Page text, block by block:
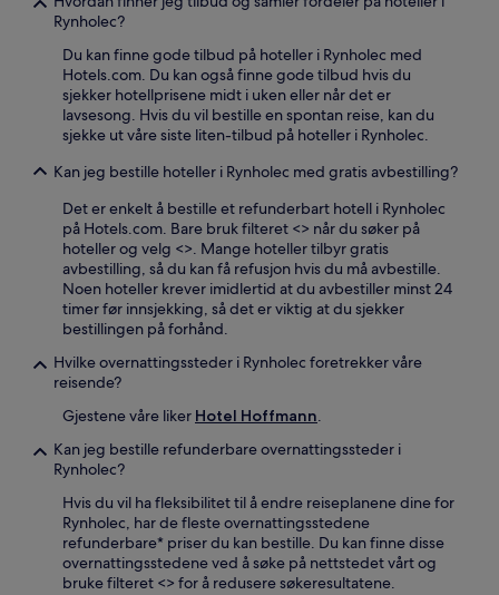
Rynholec?
Du kan finne gode tilbud på hoteller i Rynholec med
Hotels.com. Du kan også finne gode tilbud hvis du
sjekker hotellprisene midt i uken eller når det er
lavsesong. Hvis du vil bestille en spontan reise, kan du
sjekke ut våre siste liten-tilbud på hoteller i Rynholec.
Kan jeg bestille hoteller i Rynholec med gratis avbestilling?
Det er enkelt å bestille et refunderbart hotell i Rynholec
på Hotels.com. Bare bruk filteret <> når du søker på
hoteller og velg <>. Mange hoteller tilbyr gratis
avbestilling, så du kan få refusjon hvis du må avbestille.
Noen hoteller krever imidlertid at du avbestiller minst 24
timer før innsjekking, så det er viktig at du sjekker
bestillingen på forhånd.
Hvilke overnattingssteder i Rynholec foretrekker våre
reisende?
Gjestene våre liker Hotel Hoffmann.
Kan jeg bestille refunderbare overnattingssteder i
Rynholec?
Hvis du vil ha fleksibilitet til å endre reiseplanene dine for
Rynholec, har de fleste overnattingsstedene
refunderbare* priser du kan bestille. Du kan finne disse
overnattingsstedene ved å søke på nettstedet vårt og
bruke filteret <> for å redusere søkeresultatene.